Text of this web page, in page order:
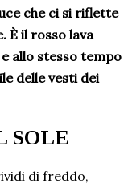
che ci si riflette
È il rosso lava
allo stesso tempo
delle vesti dei
SOLE
di freddo,